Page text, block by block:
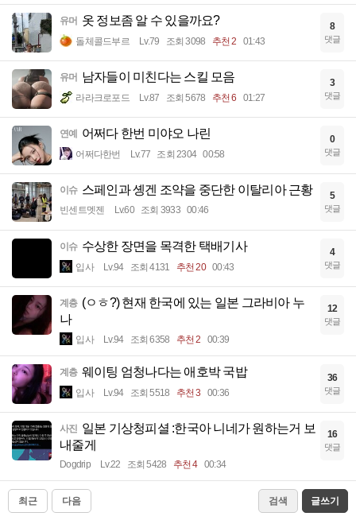
유머 옷 정보좀 알 수 있을까요?
돌체콜드부르 Lv.79 조회 3098 추천 2 01:43
8
댓글
유머 남자들이 미친다는 스킬 모음
라라크로포드 Lv.87 조회 5678 추천 6 01:27
3
댓글
연예 어쩌다 한번 미야오 나린
어쩌다한번 Lv.77 조회 2304 00:58
0
댓글
이슈 스페인과 솅겐 조약을 중단한 이탈리아 근황
빈센트멧젠 Lv.60 조회 3933 00:46
5
댓글
이슈 수상한 장면을 목격한 택배기사
입사 Lv.94 조회 4131 추천 20 00:43
4
댓글
계층 (ㅇㅎ?) 현재 한국에 있는 일본 그라비아 누
나
입사 Lv.94 조회 6358 추천 2 00:39
12
댓글
계층 웨이팅 엄청나다는 애호박 국밥
입사 Lv.94 조회 5518 추천 3 00:36
36
댓글
사진 일본 기상청피셜 :한국아 니네가 원하는거 보
내줄게
Dogdrip Lv.22 조회 5428 추천 4 00:34
16
댓글
최근 다음 검색 글쓰기